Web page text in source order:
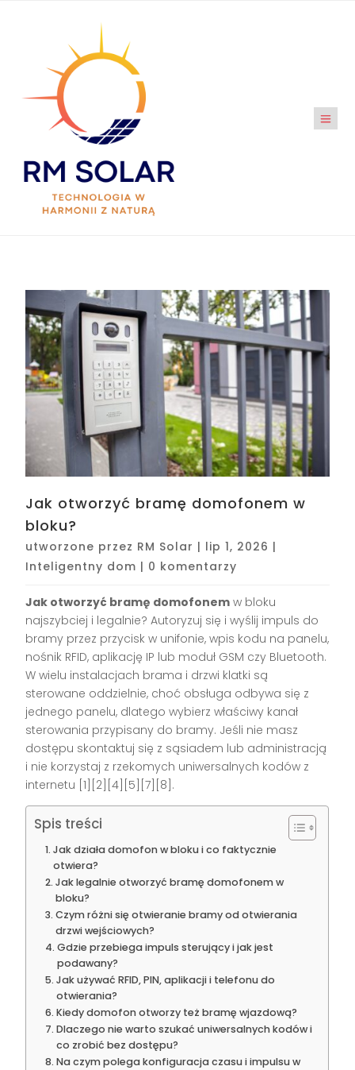
Jak otworzyć bramę domofonem w
bloku?
utworzone przez RM Solar | lip 1, 2026 |
Inteligentny dom | 0 komentarzy
Jak otworzyć bramę domofonem w bloku
najszybciej i legalnie? Autoryzuj się i wyślij impuls do
bramy przez przycisk w unifonie, wpis kodu na panelu,
nośnik RFID, aplikację IP lub moduł GSM czy Bluetooth.
W wielu instalacjach brama i drzwi klatki są
sterowane oddzielnie, choć obsługa odbywa się z
jednego panelu, dlatego wybierz właściwy kanał
sterowania przypisany do bramy. Jeśli nie masz
dostępu skontaktuj się z sąsiadem lub administracją
i nie korzystaj z rzekomych uniwersalnych kodów z
internetu [1][2][4][5][7][8].
Spis treści
Jak działa domofon w bloku i co faktycznie
otwiera?
Jak legalnie otworzyć bramę domofonem w
bloku?
Czym różni się otwieranie bramy od otwierania
drzwi wejściowych?
Gdzie przebiega impuls sterujący i jak jest
podawany?
Jak używać RFID, PIN, aplikacji i telefonu do
otwierania?
Kiedy domofon otworzy też bramę wjazdową?
Dlaczego nie warto szukać uniwersalnych kodów i
co zrobić bez dostępu?
Na czym polega konfiguracja czasu i impulsu w